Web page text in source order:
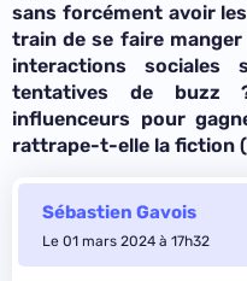
sans forcément avoir
train de se faire
interactions sociales
tentatives de buzz
influenceurs pour
rattrape-t-elle la fiction
Sébastien Gavois
Le 01 mars 2024 à 17h32